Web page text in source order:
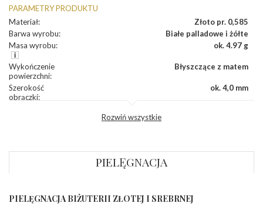
PARAMETRY PRODUKTU
Materiał:
Złoto pr. 0,585
Barwa wyrobu:
Białe palladowe i żółte
Masa wyrobu: ok. 4.97 g
Wykończenie
powierzchni:
Błyszczące z matem
Szerokość
obrączki:
ok. 4,0 mm
KAMIENIE
Rozwiń wszystkie
PIELĘGNACJA
PIELĘGNACJA BIŻUTERII ZŁOTEJ I SREBRNEJ